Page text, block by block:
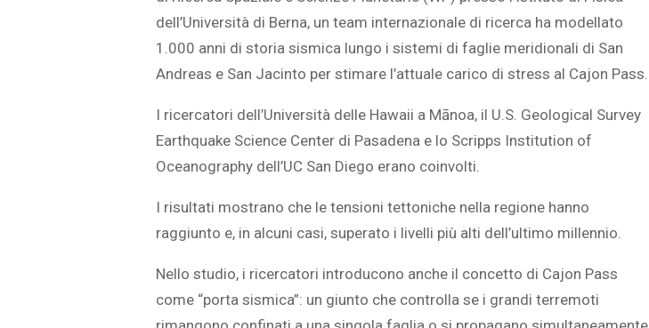
dell’Università di Berna, un team internazionale di ricerca ha modellato
1.000 anni di storia sismica lungo i sistemi di faglie meridionali di San
Andreas e San Jacinto per stimare l’attuale carico di stress al Cajon Pass.
I ricercatori dell’Università delle Hawaii a Mānoa, il U.S. Geological Survey
Earthquake Science Center di Pasadena e lo Scripps Institution of
Oceanography dell’UC San Diego erano coinvolti.
I risultati mostrano che le tensioni tettoniche nella regione hanno
raggiunto e, in alcuni casi, superato i livelli più alti dell’ultimo millennio.
Nello studio, i ricercatori introducono anche il concetto di Cajon Pass
come “porta sismica”: un giunto che controlla se i grandi terremoti